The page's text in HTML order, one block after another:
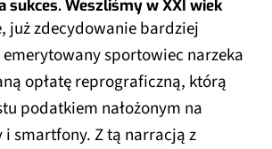
sukces. Weszliśmy w XXI wiek
już zdecydowanie bardziej
emerytowany sportowiec narzeka
opłatę reprograficzną, którą
podatkiem nałożonym na
smartfony. Z tą narracją z